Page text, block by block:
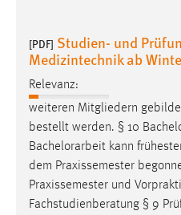
Einzelfall
[PDF] Studien- und
Medizintechnik ab
Relevanz:
weiteren Mitgliedern
bestellt werden. § 10
Bachelorarbeitkann